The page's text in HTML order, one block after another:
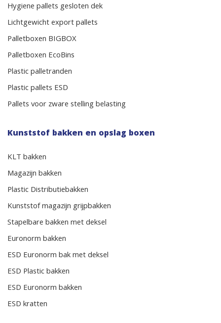
Hygiene pallets gesloten dek
Lichtgewicht export pallets
Palletboxen BIGBOX
Palletboxen EcoBins
Plastic palletranden
Plastic pallets ESD
Pallets voor zware stelling belasting
Kunststof bakken en opslag boxen
KLT bakken
Magazijn bakken
Plastic Distributiebakken
Kunststof magazijn grijpbakken
Stapelbare bakken met deksel
Euronorm bakken
ESD Euronorm bak met deksel
ESD Plastic bakken
ESD Euronorm bakken
ESD kratten